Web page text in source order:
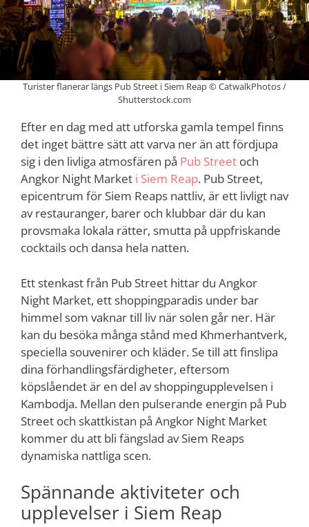
Turister flanerar längs Pub Street i Siem Reap © CatwalkPhotos /
Shutterstock.com
Efter en dag med att utforska gamla tempel finns
det inget bättre sätt att varva ner än att fördjupa
sig i den livliga atmosfären på Pub Street och
Angkor Night Market i Siem Reap. Pub Street,
epicentrum för Siem Reaps nattliv, är ett livligt nav
av restauranger, barer och klubbar där du kan
provsmaka lokala rätter, smutta på uppfriskande
cocktails och dansa hela natten.
Ett stenkast från Pub Street hittar du Angkor
Night Market, ett shoppingparadis under bar
himmel som vaknar till liv när solen går ner. Här
kan du besöka många stånd med Khmerhantverk,
speciella souvenirer och kläder. Se till att finslipa
dina förhandlingsfärdigheter, eftersom
köpslåendet är en del av shoppingupplevelsen i
Kambodja. Mellan den pulserande energin på Pub
Street och skattkistan på Angkor Night Market
kommer du att bli fängslad av Siem Reaps
dynamiska nattliga scen.
Spännande aktiviteter och
upplevelser i Siem Reap